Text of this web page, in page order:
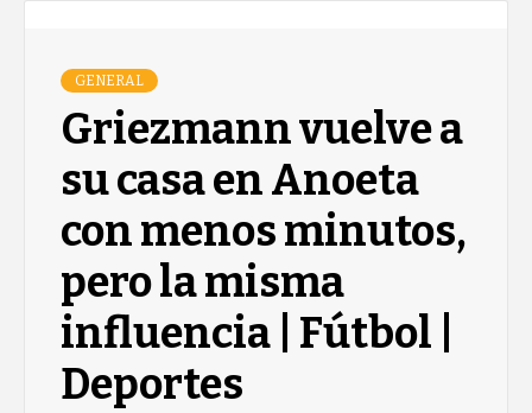
GENERAL
Griezmann vuelve a
su casa en Anoeta
con menos minutos,
pero la misma
influencia | Fútbol |
Deportes